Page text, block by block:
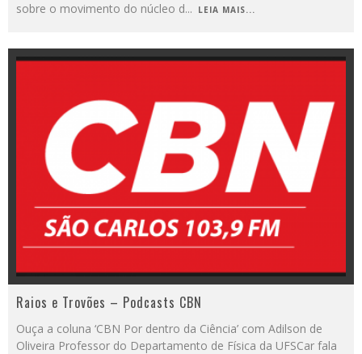
sobre o movimento do núcleo d... LEIA MAIS...
Raios e Trovões – Podcasts CBN
Ouça a coluna ‘CBN Por dentro da Ciência’ com Adilson de
Oliveira Professor do Departamento de Física da UFSCar fala